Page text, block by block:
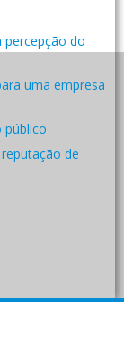
percepção do
uma empresa
público
de